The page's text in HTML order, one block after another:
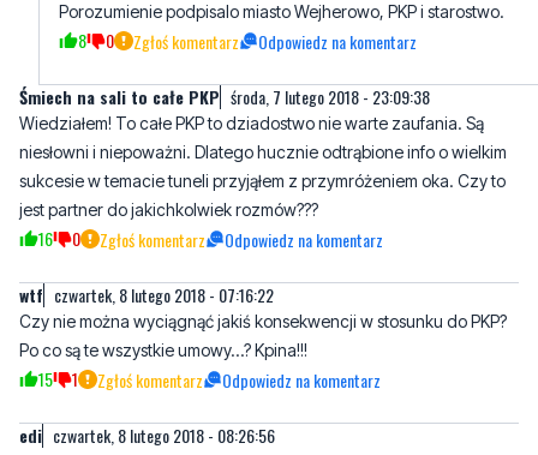
Porozumienie podpisalo miasto Wejherowo, PKP i starostwo.
8 0 Zgłoś komentarz Odpowiedz na komentarz
Śmiech na sali to całe PKP środa, 7 lutego 2018 - 23:09:38
Wiedziałem! To całe PKP to dziadostwo nie warte zaufania. Są
niesłowni i niepoważni. Dlatego hucznie odtrąbione info o wielkim
sukcesie w temacie tuneli przyjąłem z przymróżeniem oka. Czy to
jest partner do jakichkolwiek rozmów???
16 0 Zgłoś komentarz Odpowiedz na komentarz
wtf czwartek, 8 lutego 2018 - 07:16:22
Czy nie można wyciągnąć jakiś konsekwencji w stosunku do PKP?
Po co są te wszystkie umowy...? Kpina!!!
15 1 Zgłoś komentarz Odpowiedz na komentarz
edi czwartek, 8 lutego 2018 - 08:26:56